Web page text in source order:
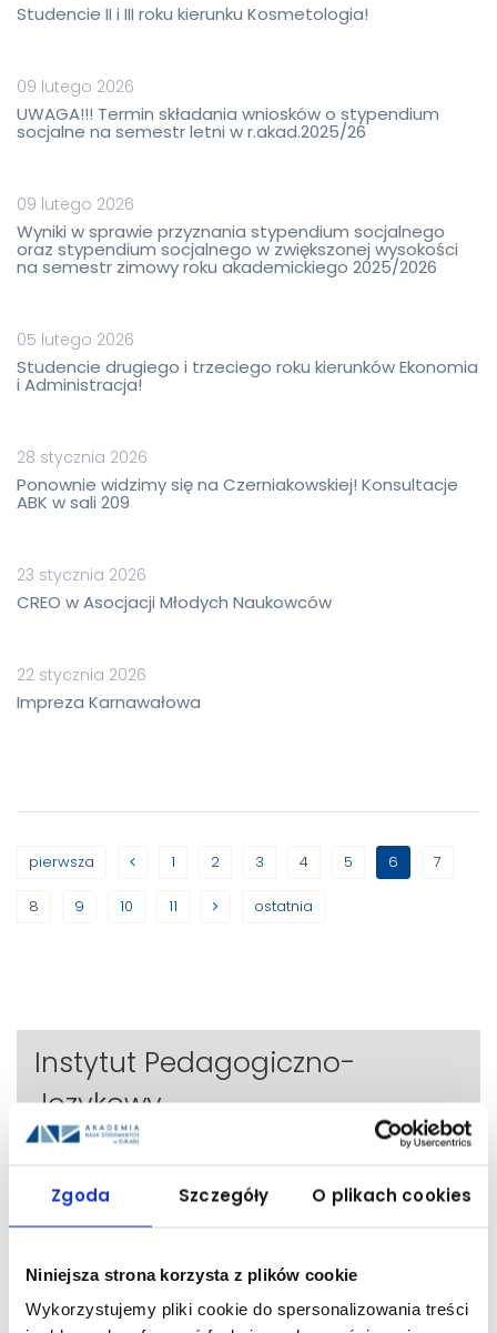
Zgoda Szczegóły O plikach cookies
Niniejsza strona korzysta z plików cookie
Wykorzystujemy pliki cookie do spersonalizowania treści
Studencie II i III roku kierunku Kosmetologia!
09 lutego 2026
UWAGA!!! Termin składania wniosków o stypendium
socjalne na semestr letni w r.akad.2025/26
09 lutego 2026
Wyniki w sprawie przyznania stypendium socjalnego
oraz stypendium socjalnego w zwiększonej wysokości
na semestr zimowy roku akademickiego 2025/2026
05 lutego 2026
Studencie drugiego i trzeciego roku kierunków Ekonomia
i Administracja!
28 stycznia 2026
Ponownie widzimy się na Czerniakowskiej! Konsultacje
ABK w sali 209
23 stycznia 2026
CREO w Asocjacji Młodych Naukowców
22 stycznia 2026
Impreza Karnawałowa
pierwsza 1 2 3 4 5 6 7
8 9 10 11 ostatnia
Instytut Pedagogiczno-
Językowy
Dziekanat Centralny
Plany zajęć